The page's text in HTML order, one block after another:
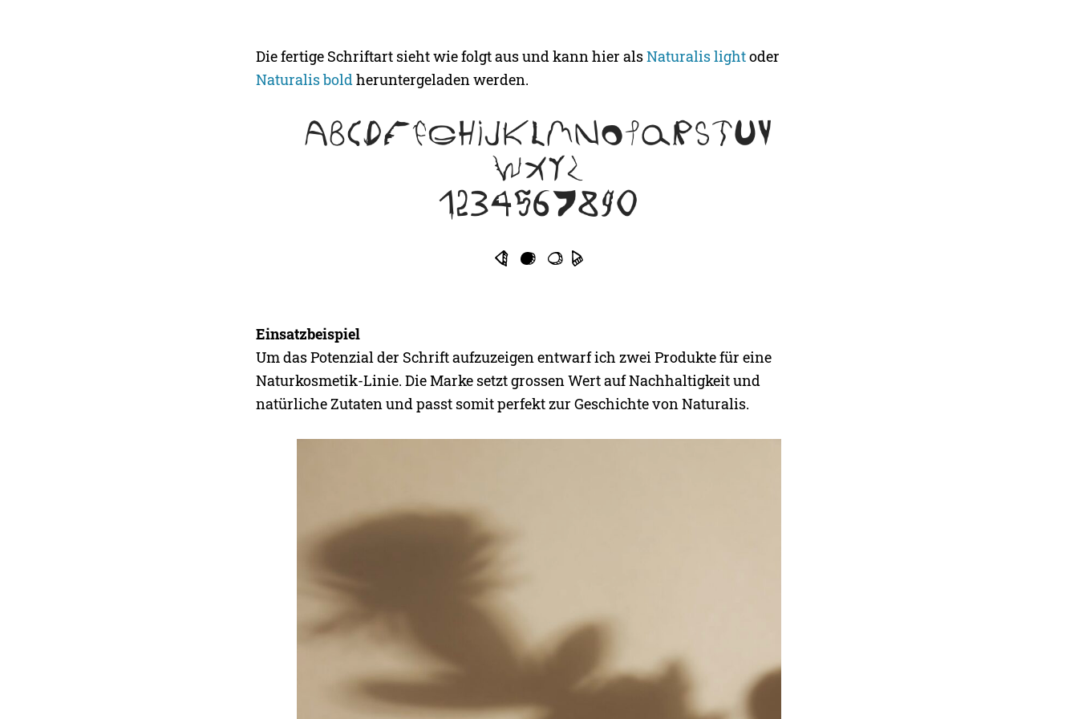
Die fertige Schriftart sieht wie folgt aus und kann hier alsNaturalis lightoder
Naturalis boldheruntergeladen werden.
Einsatzbeispiel
Um das Potenzial der Schrift aufzuzeigen entwarf ich zwei Produkte für eine
Naturkosmetik-Linie. Die Marke setzt grossen Wert auf Nachhaltigkeit und
natürliche Zutaten und passt somit perfekt zur Geschichte von Naturalis.